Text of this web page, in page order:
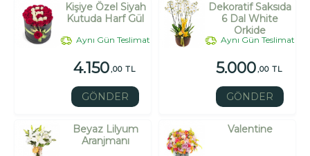
Kişiye Özel Siyah
Kutuda Harf Gül
Aynı Gün Teslimat
4.150,00 TL
GÖNDER
Dekoratif Saksıda
6 Dal White
Orkide
Aynı Gün Teslimat
5.000,00 TL
GÖNDER
Beyaz Lilyum
Aranjmanı
Valentine